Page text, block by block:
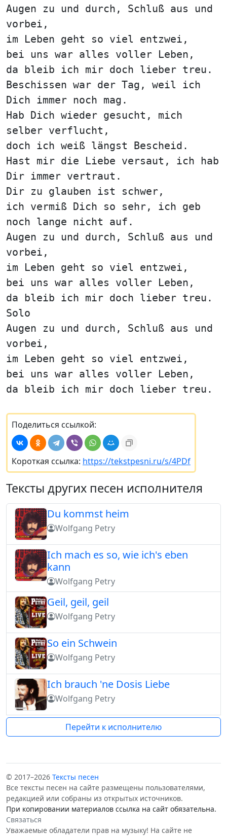
Augen zu und durch, Schluß aus und
vorbei,
im Leben geht so viel entzwei,
bei uns war alles voller Leben,
da bleib ich mir doch lieber treu.
Beschissen war der Tag, weil ich
Dich immer noch mag.
Hab Dich wieder gesucht, mich
selber verflucht,
doch ich weiß längst Bescheid.
Hast mir die Liebe versaut, ich hab
Dir immer vertraut.
Dir zu glauben ist schwer,
ich vermiß Dich so sehr, ich geb
noch lange nicht auf.
Augen zu und durch, Schluß aus und
vorbei,
im Leben geht so viel entzwei,
bei uns war alles voller Leben,
da bleib ich mir doch lieber treu.
Solo
Augen zu und durch, Schluß aus und
vorbei,
im Leben geht so viel entzwei,
bei uns war alles voller Leben,
da bleib ich mir doch lieber treu.
Поделиться ссылкой:
Короткая ссылка: https://tekstpesni.ru/s/4PDf
Тексты других песен исполнителя
Du kommst heim
Wolfgang Petry
Ich mach es so, wie ich's eben
kann
Wolfgang Petry
Geil, geil, geil
Wolfgang Petry
So ein Schwein
Wolfgang Petry
Ich brauch 'ne Dosis Liebe
Wolfgang Petry
Перейти к исполнителю
© 2017–2026 Тексты песен
Все тексты песен на сайте размещены пользователями,
редакцией или собраны из открытых источников.
При копировании материалов ссылка на сайт обязательна.
Связаться
Уважаемые обладатели прав на музыку! На сайте не